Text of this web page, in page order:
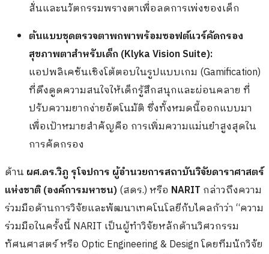
สั่นและนวัตกรรมพรางตาเพื่อลดการเพ่งของเด็ก
ต้นแบบชุดตรวจตาพกพาพร้อมซอฟต์แวร์คัดกรอง
สุขภาพตาสำหรับเด็ก (Klyka Vision Suite):
แอปพลิเคชันเชิงโต้ตอบในรูปแบบเกม (Gamification)
ที่ดึงดูดความสนใจให้เด็กรู้สึกสนุกและผ่อนคลาย ที่
ปรับความยากง่ายอัตโนมัติ ซึ่งทั้งหมดนี้ออกแบบมา
เพื่อเป้าหมายสำคัญคือ การเพิ่มความแม่นยำสูงสุดใน
การคัดกรอง
ด้าน ผศ.ดร.วิภู รุโจปการ ผู้อำนวยการสถาบันวิจัยดาราศาสตร์
แห่งชาติ (องค์การมหาชน)(สดร.) หรือ NARIT กล่าวถึงความ
ร่วมมือด้านการวิจัยและพัฒนาเทคโนโลยีกับไคลก้าว่า “ความ
ร่วมมือในครั้งนี้ NARIT เป็นผู้ทำวิจัยหลักด้านวิศวกรรม
ทัศนศาสตร์ หรือ Optic Engineering & Design โดยทีมนักวิจัย